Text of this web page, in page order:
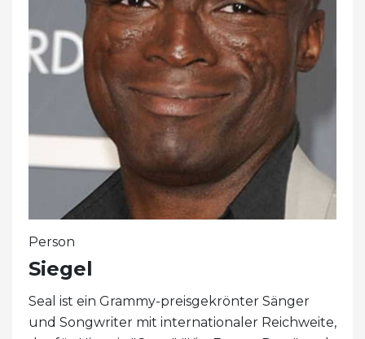
Person
Siegel
Seal ist ein Grammy-preisgekrönter Sänger
und Songwriter mit internationaler Reichweite,